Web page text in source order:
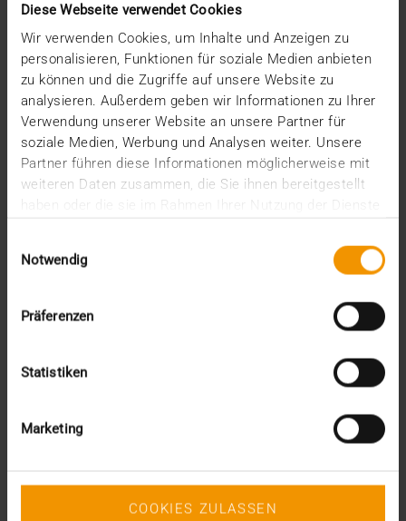
Diese Webseite verwendet Cookies
Wir verwenden Cookies, um Inhalte und Anzeigen zu
personalisieren, Funktionen für soziale Medien anbieten
zu können und die Zugriffe auf unsere Website zu
analysieren. Außerdem geben wir Informationen zu Ihrer
Verwendung unserer Website an unsere Partner für
soziale Medien, Werbung und Analysen weiter. Unsere
Partner führen diese Informationen möglicherweise mit
weiteren Daten zusammen, die Sie ihnen bereitgestellt
Notwendig
Präferenzen
Statistiken
Marketing
COOKIES ZULASSEN
JiveX 5.2 - Interconnexion renforcée,
16.04.2020
permettent une communication et un traitement
VISUS HEALTH IT